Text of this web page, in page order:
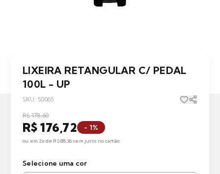
LIXEIRA RETANGULAR C/ PEDAL
100L - UP
SKU: 50065
R$ 178,60
R$ 176,72 - 1%
ou em 2x de R$ 88,36 sem juros no cartão
Selecione uma cor